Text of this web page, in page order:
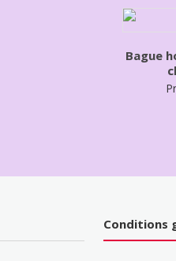
Bague
Conditions